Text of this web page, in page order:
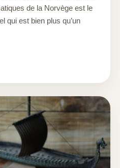
de la Norvège est le
qui est bien plus qu’un